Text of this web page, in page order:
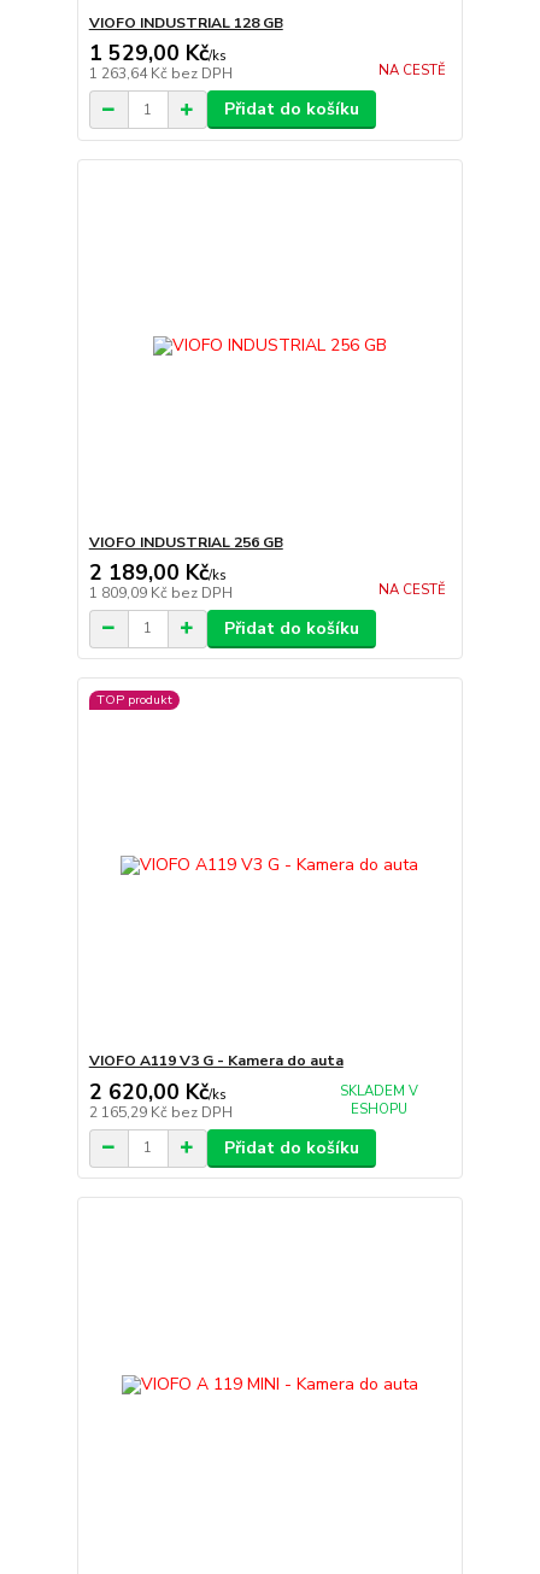
VIOFO INDUSTRIAL 128 GB
1 529,00 Kč/ks
1 263,64 Kč bez DPH NA CESTĚ
Přidat do košíku
VIOFO INDUSTRIAL 256 GB
2 189,00 Kč/ks
1 809,09 Kč bez DPH NA CESTĚ
Přidat do košíku
TOP produkt
VIOFO A119 V3 G - Kamera do auta
2 620,00 Kč/ks
2 165,29 Kč bez DPH
SKLADEM V
ESHOPU
Přidat do košíku